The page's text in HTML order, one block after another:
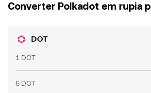
Converter Polkadot em rupia
DOT
1 DOT
5 DOT